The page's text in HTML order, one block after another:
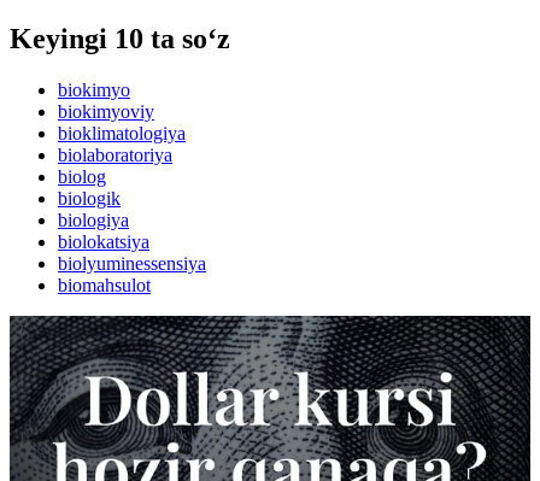
Keyingi 10 ta so‘z
biokimyo
biokimyoviy
bioklimatologiya
biolaboratoriya
biolog
biologik
biologiya
biolokatsiya
biolyuminessensiya
biomahsulot